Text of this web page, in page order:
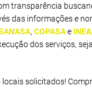
transparência
das informações e
, COPASAe INEA
dos serviços,
solicitados!